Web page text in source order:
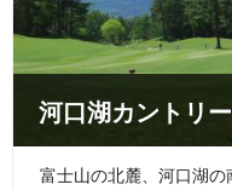
河口湖カントリ
富士山の北麓、河口湖